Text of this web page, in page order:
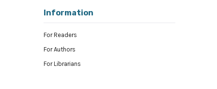
Information
For Readers
For Authors
For Librarians